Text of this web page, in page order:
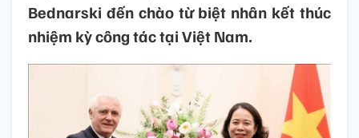
Bednarski đến chào từ biệt nhân kết thúc
nhiệm kỳ công tác tại Việt Nam.